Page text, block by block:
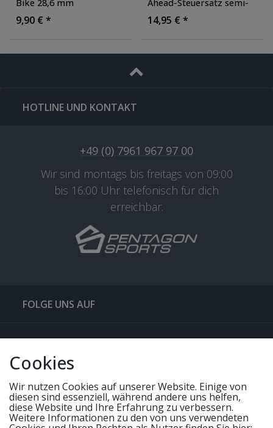
Bike 28,6 mm
Distanzring Distanz
Scheibe 5,0 mm
9,90 € *
Ahead-Steuersatz semi-
integriert gewindelos
Z801
14,95 € *
HOTLINE UND KONTAKT
+49 (0) 7961 967 97 00
Wir sind montags bis freitags von 09:00
bis 16:00 Uhr telefonisch für dich
erreichbar.
FOLGE UNS AUF
QUICKLINKS & TIPPS
UNSERE ANGEBOTE
Cookies
Wir nutzen Cookies auf unserer Website. Einige von
diesen sind essenziell, während andere uns helfen,
diese Website und Ihre Erfahrung zu verbessern.
Weitere Informationen zu den von uns verwendeten